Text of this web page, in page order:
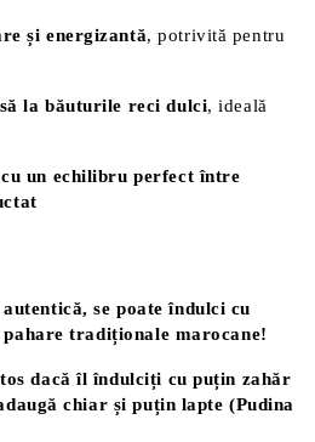
și energizantă, potrivită pentru
la băuturile reci dulci, ideală
un echilibru perfect între
se poate îndulci cu
tradiționale marocane!
dacă îl îndulciți cu puțin zahăr
chiar și puțin lapte (Pudina